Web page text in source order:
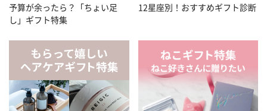
予算が余ったら？「ちょい足
し」ギフト特集
12星座別！おすすめギフト診断